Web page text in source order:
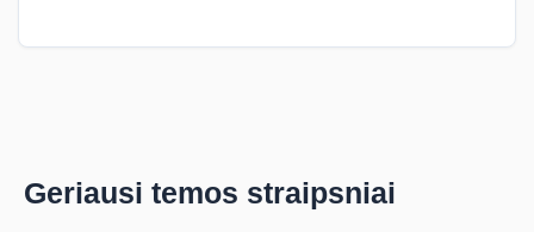
Geriausi temos straipsniai